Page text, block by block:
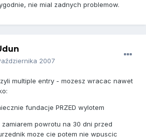
nie mial zadnych problemow.
2007
multiple entry - mozesz wracac nawet
fundacje PRZED wylotem
powrotu na 30 dni przed
moze cie potem nie wpuscic